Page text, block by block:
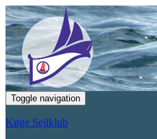
Toggle navigation
Køge Sejlklub